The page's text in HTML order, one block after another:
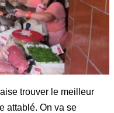
trouver le meilleur
attablé. On va se